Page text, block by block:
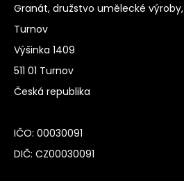
Granát, družstvo umělecké výroby,
Turnov
Výšinka 1409
511 01 Turnov
Česká republika
IČO: 00030091
DIČ: CZ00030091